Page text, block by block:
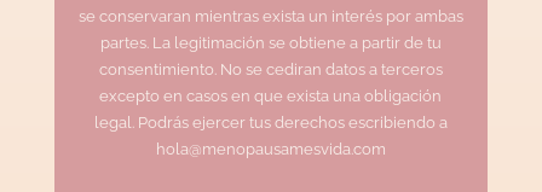
se conservaran mientras exista un interés por ambas
partes. La legitimación se obtiene a partir de tu
consentimiento. No se cediran datos a terceros
excepto en casos en que exista una obligación
legal. Podrás ejercer tus derechos escribiendo a
hola@menopausamesvida.com